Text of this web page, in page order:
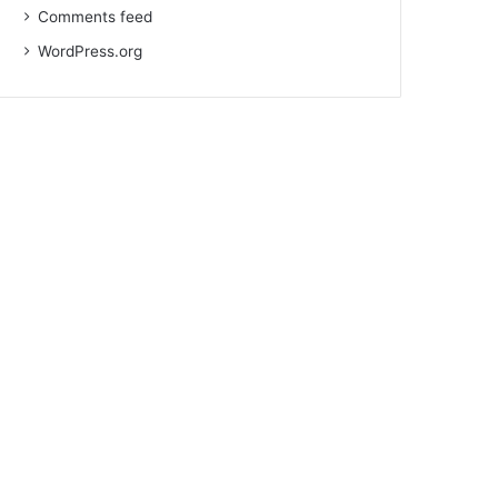
Comments feed
WordPress.org